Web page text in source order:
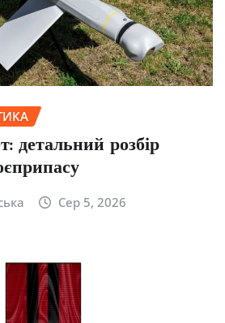
детальний розбір
Сер 5, 2026